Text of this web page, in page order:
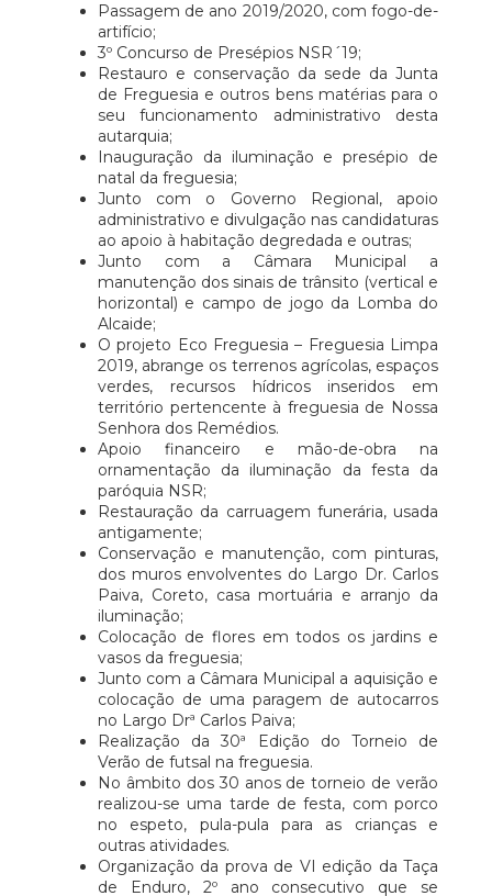
Passagem de ano 2019/2020, com fogo-de-
artifício;
3º Concurso de Presépios NSR´19;
Restauro e conservação da sede da Junta
de Freguesia e outros bens matérias para o
seu funcionamento administrativo desta
autarquia;
Inauguração da iluminação e presépio de
natal da freguesia;
Junto com o Governo Regional, apoio
administrativo e divulgação nas candidaturas
ao apoio à habitação degredada e outras;
Junto com a Câmara Municipal a
manutenção dos sinais de trânsito (vertical e
horizontal) e campo de jogo da Lomba do
Alcaide;
O projeto Eco Freguesia – Freguesia Limpa
2019, abrange os terrenos agrícolas, espaços
verdes, recursos hídricos inseridos em
território pertencente à freguesia de Nossa
Senhora dos Remédios.
Apoio financeiro e mão-de-obra na
ornamentação da iluminação da festa da
paróquia NSR;
Restauração da carruagem funerária, usada
antigamente;
Conservação e manutenção, com pinturas,
dos muros envolventes do Largo Dr. Carlos
Paiva, Coreto, casa mortuária e arranjo da
iluminação;
Colocação de flores em todos os jardins e
vasos da freguesia;
Junto com a Câmara Municipal a aquisição e
colocação de uma paragem de autocarros
no Largo Drª Carlos Paiva;
Realização da 30ª Edição do Torneio de
Verão de futsal na freguesia.
No âmbito dos 30 anos de torneio de verão
realizou-se uma tarde de festa, com porco
no espeto, pula-pula para as crianças e
outras atividades.
Organização da prova de VI edição da Taça
de Enduro, 2º ano consecutivo que se